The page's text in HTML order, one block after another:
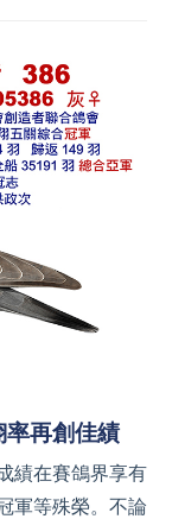
率再創佳績
績在賽鴿界享有
軍等殊榮。不論